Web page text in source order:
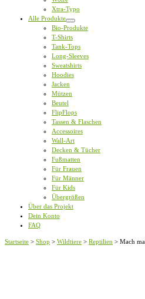
Xtra-Typo
Alle Produkte
Bio-Produkte
T-Shirts
Tank-Tops
Long-Sleeves
Sweatshirts
Hoodies
Jacken
Mützen
Beutel
FlipFlops
Tassen & Flaschen
Accessoires
Wall-Art
Decken & Tücher
Fußmatten
Für Frauen
Für Männer
Für Kids
Übergrößen
Über das Projekt
Dein Konto
FAQ
Startseite > Shop > Wildtiere > Reptilien > Mach